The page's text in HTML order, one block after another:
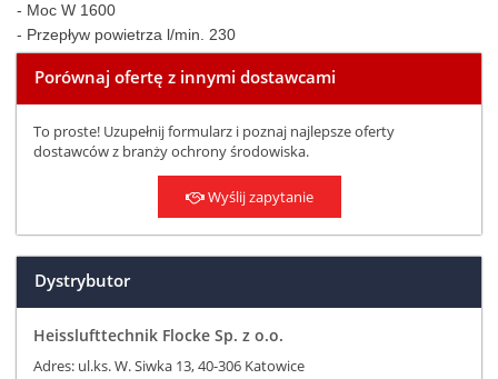
- Moc W 1600
- Przepływ powietrza l/min. 230
Porównaj ofertę z innymi dostawcami
To proste! Uzupełnij formularz i poznaj najlepsze oferty
dostawców z branży ochrony środowiska.
Wyślij zapytanie
Dystrybutor
Heisslufttechnik Flocke Sp. z o.o.
Adres: ul.ks. W. Siwka 13, 40-306 Katowice